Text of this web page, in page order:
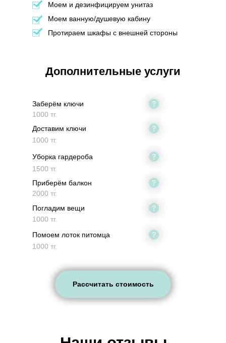
Дополнительные услуги
Заберём ключи
1000 тг.
Приберём балкон
Погладим вещи
Доставим ключи
2000 тг.
1000 тг.
1000 тг.
Уборка гардероба
Помоем лоток питомца
1500 тг.
1000 тг.
Моем и дезинфицируем унитаз
Моем ванную/душевую кабину
Протираем шкафы с внешней стороны
Рассчитать стоимость